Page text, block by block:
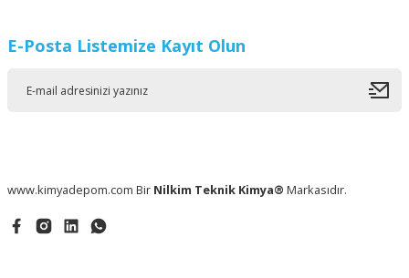
E-Posta Listemize Kayıt Olun
www.kimyadepom.com Bir Nilkim Teknik Kimya® Markasıdır.